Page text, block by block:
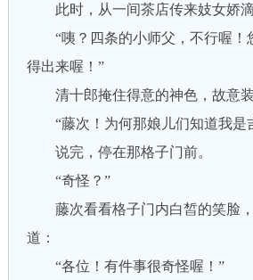
此时，从一间茶店传来妓女娇滴
“咦？四条的小师父，不行喔！
得出来喔！”
清十郎掩住得意的神色，故意装
“藤次！为何那娘儿们知道我是
说完，停在那格子门前。
“奇怪？”
藤次看看格子门内白皙的笑脸，
道：
“各位！有件事很奇怪喔！”